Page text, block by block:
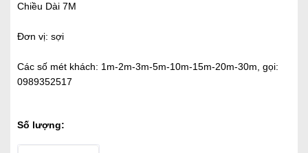
Chiều Dài 7M
Đơn vị: sợi
Các số mét khách: 1m-2m-3m-5m-10m-15m-20m-30m, gọi:
0989352517
Số lượng: